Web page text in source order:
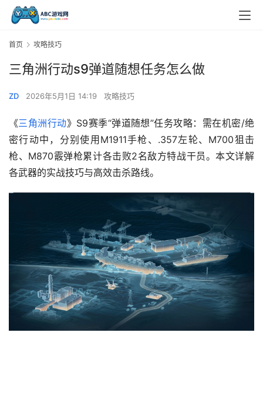
首页 攻略技巧
三角洲行动s9弹道随想任务怎么做
ZD 2026年5月1日 14:19 攻略技巧
《三角洲行动》S9赛季“弹道随想”任务攻略：需在机密/绝
密行动中，分别使用M1911手枪、.357左轮、M700狙击
枪、M870霰弹枪累计各击败2名敌方特战干员。本文详解
各武器的实战技巧与高效击杀路线。